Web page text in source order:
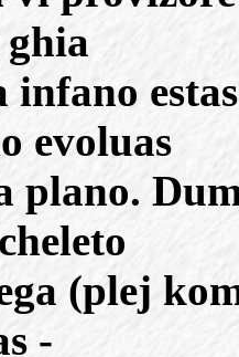
infano
evoluas
plano.
(plej
-